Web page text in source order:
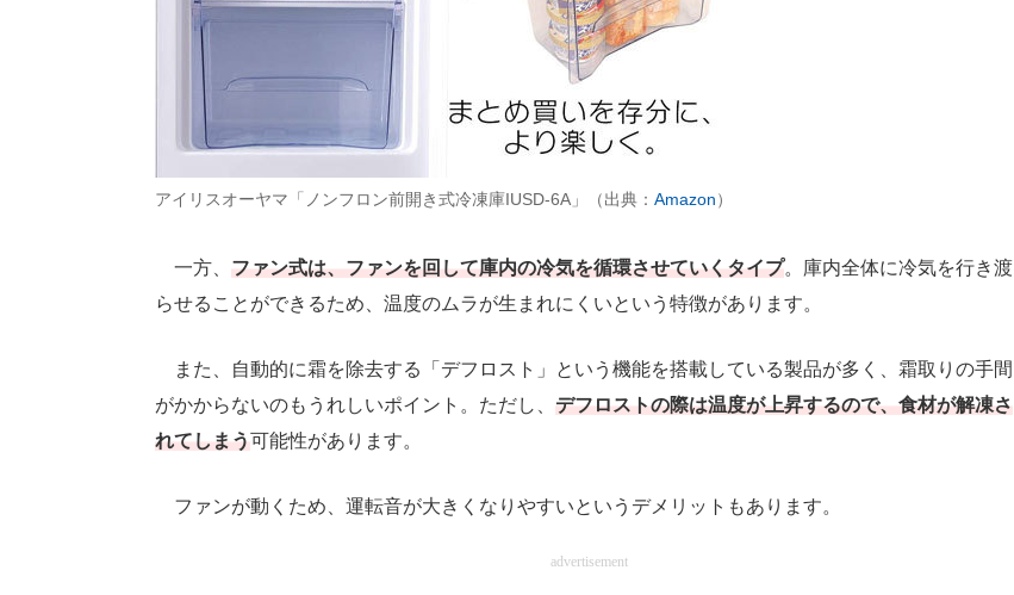
アイリスオーヤマ「ノンフロン前開き式冷凍庫IUSD-6A」（出典： Amazon）
一方、 ファン式は、ファンを回して庫内の冷気を循環させていくタイプ。庫内全体に冷気を行き渡
らせることができるため、温度のムラが生まれにくいという特徴があります。
また、自動的に霜を除去する「デフロスト」という機能を搭載している製品が多く、霜取りの手間
がかからないのもうれしいポイント。ただし、 デフロストの際は温度が上昇するので、食材が解凍さ
れてしまう可能性があります。
ファンが動くため、運転音が大きくなりやすいというデメリットもあります。
advertisement